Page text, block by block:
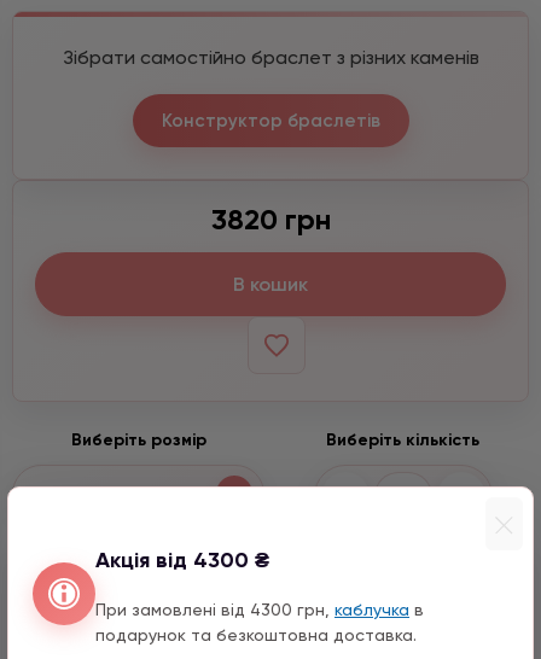
Акція від 4300 ₴
При замовлені від 4300 грн, каблучка в
подарунок та безкоштовна доставка.
Зібрати самостійно браслет з різних каменів
Конструктор браслетів
3820 грн
В кошик
Виберіть розмір
6 мм
Виберіть кількість
− +
Входить до набору
Конюшина з цирконом
990 грн